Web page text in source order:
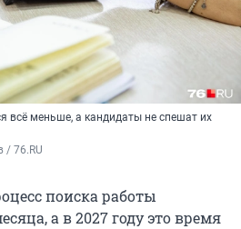
всё меньше, а кандидаты не спешат их
/ 76.RU
поиска работы
а в 2027 году это время